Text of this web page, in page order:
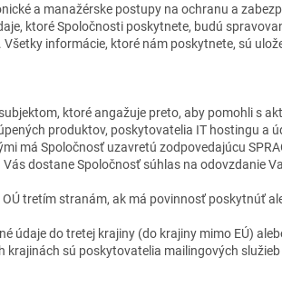
a manažérske postupy na ochranu a
ktoré Spoločnosti poskytnete, budú
informácie, ktoré nám poskytnete, sú
ktoré angažuje preto, aby pomohli s
produktov, poskytovatelia IT hostingu a
má Spoločnosť uzavretú zodpovedajúcu
dostane Spoločnosť súhlas na odovzdanie
tretím stranám, ak má povinnosť poskytnúť
údaje do tretej krajiny (do krajiny mimo EÚ)
krajinách sú poskytovatelia mailingových